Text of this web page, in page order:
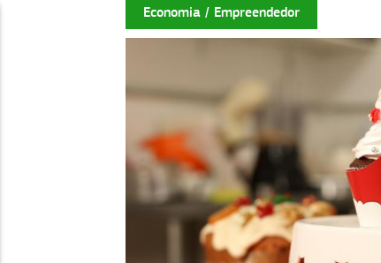
Economia Empreendedor